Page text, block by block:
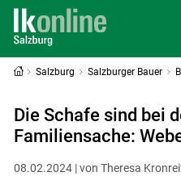
Salzburg Salzburger Bauer
Die Schafe sind bei
Familiensache:
08.02.2024 | von Theresa